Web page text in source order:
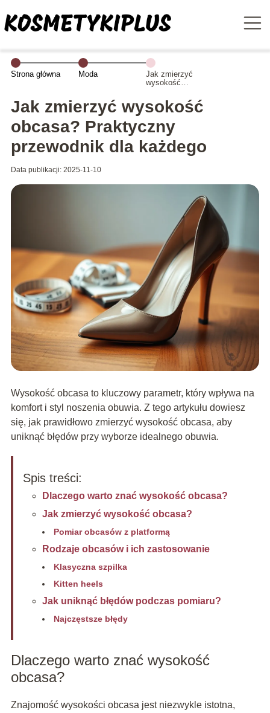
Strona główna Moda
Jak zmierzyć
wysokość
Praktyczny
przewodnik dla
Jak zmierzyć wysokość
obcasa? Praktyczny
przewodnik dla każdego
Data publikacji: 2025-11-10
Wysokość obcasa to kluczowy parametr, który wpływa na
komfort i styl noszenia obuwia. Z tego artykułu dowiesz
się, jak prawidłowo zmierzyć wysokość obcasa, aby
uniknąć błędów przy wyborze idealnego obuwia.
Spis treści:
Dlaczego warto znać wysokość obcasa?
Jak zmierzyć wysokość obcasa?
Pomiar obcasów z platformą
Rodzaje obcasów i ich zastosowanie
Klasyczna szpilka
Kitten heels
Jak uniknąć błędów podczas pomiaru?
Najczęstsze błędy
Dlaczego warto znać wysokość
obcasa?
Znajomość wysokości obcasa jest niezwykle istotna,